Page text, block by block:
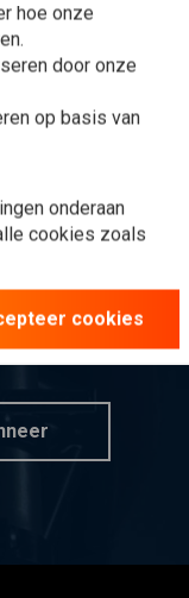
hoe onze
door onze
op basis van
onderaan
cookies zoals
cookies